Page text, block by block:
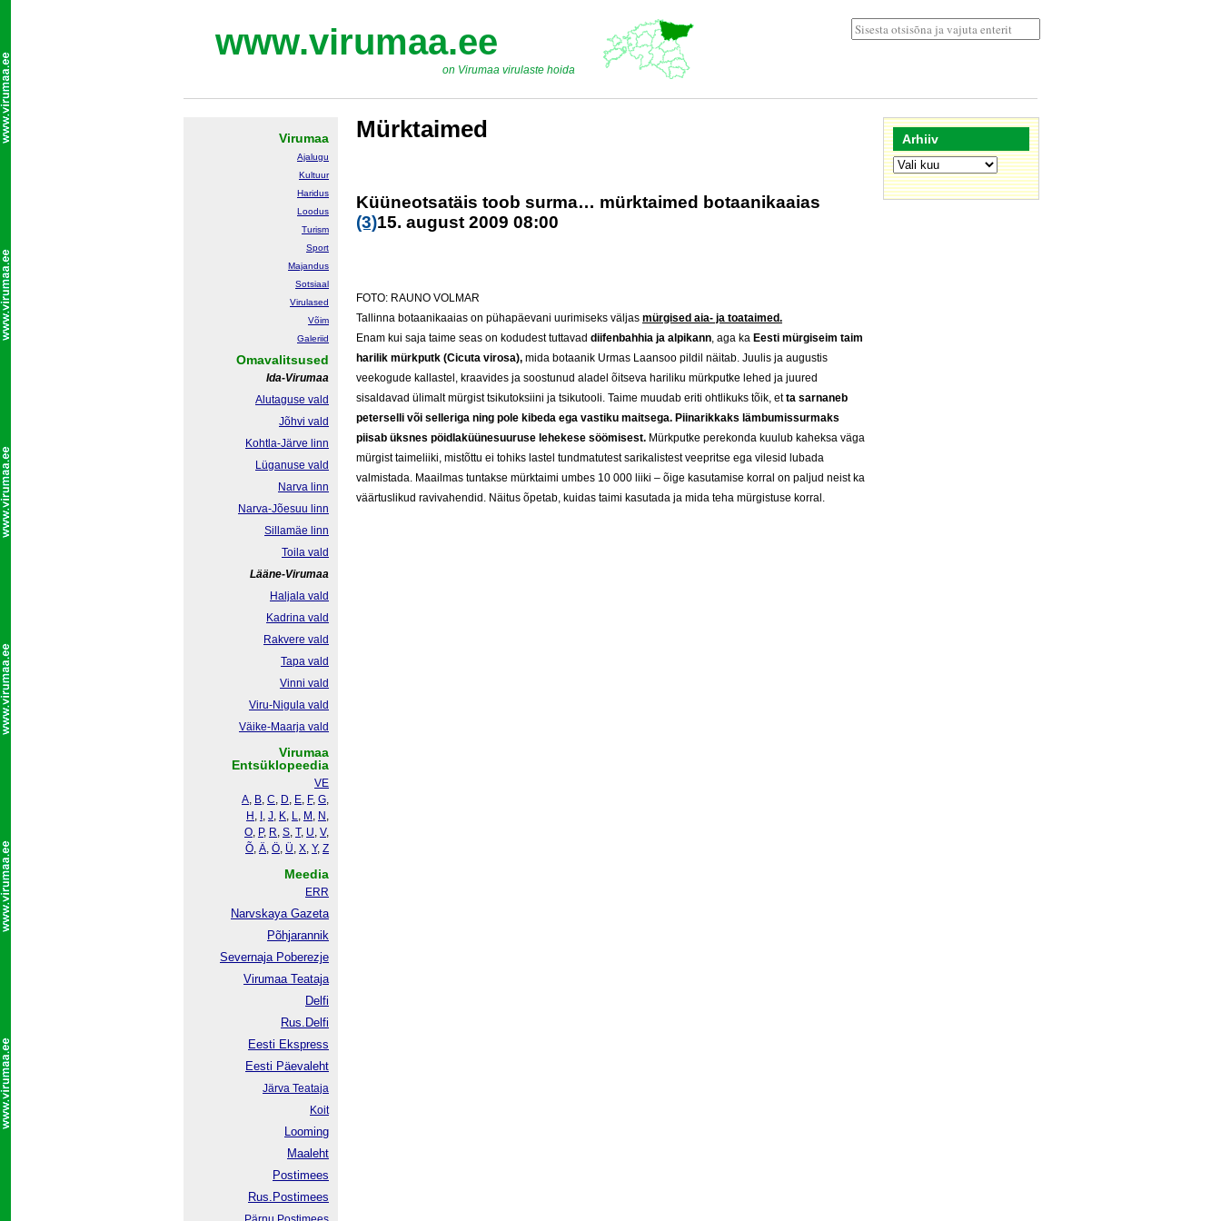
www.virumaa.ee
on Virumaa virulaste hoida
Mürktaimed
Küüneotsatäis toob surma… mürktaimed botaanikaaias
(3)15. august 2009 08:00
FOTO: RAUNO VOLMAR
Tallinna botaanikaaias on pühapäevani uurimiseks väljas mürgised aia- ja toataimed.
Enam kui saja taime seas on kodudest tuttavad diifenbahhia ja alpikann, aga ka Eesti mürgiseim taim
harilik mürkputk (Cicuta virosa), mida botaanik Urmas Laansoo pildil näitab. Juulis ja augustis
veekogude kallastel, kraavides ja soostunud aladel õitseva hariliku mürkputke lehed ja juured
sisaldavad ülimalt mürgist tsikutoksiini ja tsikutooli. Taime muudab eriti ohtlikuks tõik, etta sarnaneb
peterselli või selleriga ning pole kibeda ega vastiku maitsega. Piinarikkaks lämbumissurmaks
piisab üksnes pöidlaküünesuuruse lehekese söömisest. Mürkputke perekonda kuulub kaheksa väga
mürgist taimeliiki, mistõttu ei tohiks lastel tundmatutest sarikalistest veepritse ega vilesid lubada
valmistada. Maailmas tuntakse mürktaimi umbes 10 000 liiki – õige kasutamise korral on paljud neist ka
väärtuslikud ravivahendid. Näitus õpetab, kuidas taimi kasutada ja mida teha mürgistuse korral.
Virumaa
Ajalugu
Kultuur
Haridus
Loodus
Turism
Sport
Majandus
Sotsiaal
Virulased
Võim
Galeriid
Omavalitsused
Ida-Virumaa
Alutaguse vald
Jõhvi vald
Kohtla-Järve linn
Lüganuse vald
Narva linn
Narva-Jõesuu linn
Sillamäe linn
Toila vald
Lääne-Virumaa
Haljala vald
Kadrina vald
Rakvere vald
Tapa vald
Vinni vald
Viru-Nigula vald
Väike-Maarja vald
Virumaa
Entsüklopeedia
VE
A, B, C, D, E, F, G,
H , , J, K, L, M , N ,
O, P, R, S, T, U, V,
Õ, Ä, Ö, Ü, X, Y, Z
Meedia
ERR
Narvskaya Gazeta
Põhjarannik
Severnaja Poberezje
Virumaa Teataja
Delfi
Rus.Delfi
Eesti Ekspress
Eesti Päevaleht
Järva Teataja
Koit
Looming
Maaleht
Postimees
Rus.Postimees
Arhiiv
Arhiiv